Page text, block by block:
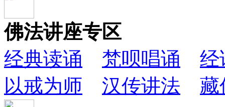
佛法讲座专区
经典读诵
梵呗唱诵
经
以戒为师
汉传讲法 藏